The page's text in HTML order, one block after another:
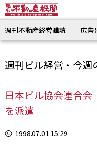
週刊不動産経営購読 広告
週刊ビル経営・今週
日本ビル協会連合
を派遣
1998.07.01 15:29